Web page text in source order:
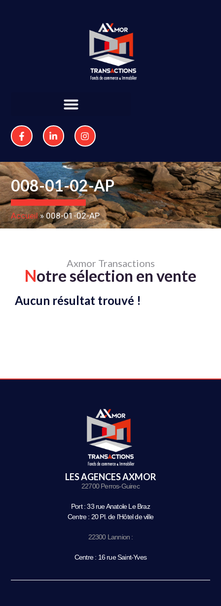
008-01-02-AP
Accueil»008-01-02-AP
Axmor Transactions
Notre sélection en vente
Aucun résultat trouvé !
LES AGENCES AXMOR
22700 Perros-Guirec
Port : 33 rue Anatole Le Braz
Centre : 20 Pl. de l’Hôtel de ville
22300 Lannion :
Centre : 16 rue Saint-Yves